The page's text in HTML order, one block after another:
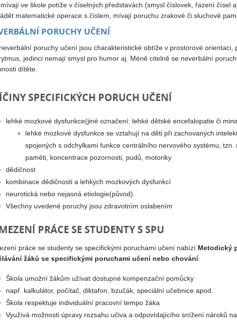
ve škole potíže v číselných představách (smysl číslovek, řazení čísel
matematické operace s číslem, mívají poruchu zrakové či sluchové
PORUCHY UČENÍ
poruchy učení jsou charakteristické obtíže v prostorové
jedinci nemají smysl pro humor aj. Méně citelně se neverbální
dítěte.
SPECIFICKÝCH PORUCH UČENÍ
lehké mozkové dysfunkce(jiné označení: lehké dětské encefalopatie či
lehké mozkové dysfunkce se vztahují na děti při zachovaných
spojených s odchylkami funkce centrálního nervového systému,
paměti, koncentrace pozornosti, pudů, motoriky
dědičnost
kombinace dědičnosti a lehkých mozkových dysfunkcí
neurotická nebo nejasná etiologie(původ).
Všechny uvedené poruchy jsou zdravotním oslabením
PRÁCE SE STUDENTY S SPU
práce se studenty se specifickými poruchami učení nabízí Metodický
žáků se specifickými poruchami učení nebo chování:
Škola umožní žákům užívat dostupné kompenzační pomůcky
např. kalkulátor, počítač, diktafon, bzučák, speciální učebnice apod.
Škola respektuje individuální pracovní tempo žáka
Využívá možnosti úpravy rozsahu učiva a odpovídajícího snížení nároků